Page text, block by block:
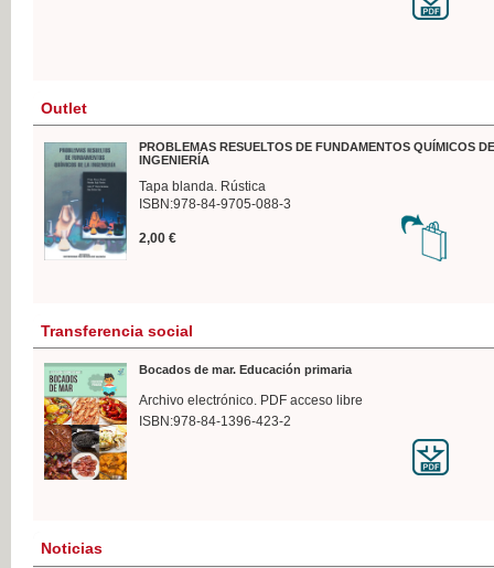
Outlet
PROBLEMAS RESUELTOS DE FUNDAMENTOS QUÍMICOS
INGENIERÍA
Tapa blanda. Rústica
ISBN:978-84-9705-088-3
2,00 €
Transferencia social
Bocados de mar. Educación primaria
Archivo electrónico. PDF acceso libre
ISBN:978-84-1396-423-2
Noticias